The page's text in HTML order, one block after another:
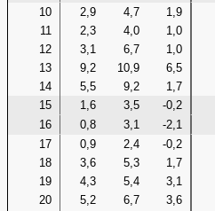
10
2,9 4,7 1,9
11
2,3 4,0 1,0
12
3,1 6,7 1,0
13
9,2 10,9 6,5
14
5,5 9,2 1,7
15
1,6 3,5 -0,2
16
0,8 3,1 -2,1
17
0,9 2,4 -0,2
18
3,6 5,3 1,7
19
4,3 5,4 3,1
20
5,2 6,7 3,6